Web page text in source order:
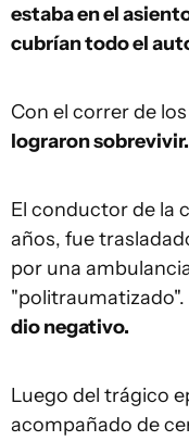
estaba en el
cubrían todo el
Con el correr de
lograron sobrevivir.
El conductor de la
años, fue
por una
"politraumatizado".
dio negativo.
Luego del trágico
acompañado de